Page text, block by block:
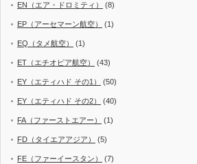
EN（エア・ドロミティ） (8)
EP（アーセマーン航空） (1)
EQ（タメ航空） (1)
ET（エチオピア航空） (43)
EY（エティハド その1） (50)
EY（エティハド その2） (40)
FA（ファーストエアー） (1)
FD（タイエアアジア） (5)
FE（ファーイースタン） (7)